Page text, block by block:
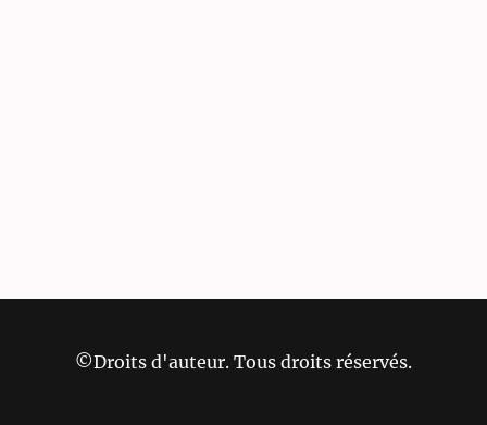
©Droits d'auteur. Tous droits réservés.